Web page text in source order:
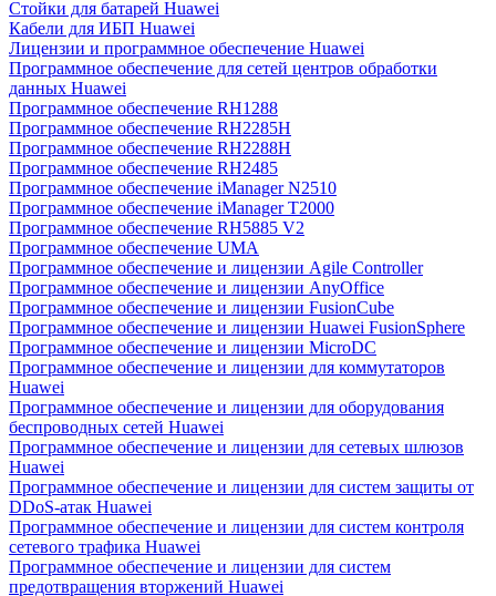
Стойки для батарей Huawei
Кабели для ИБП Huawei
Лицензии и программное обеспечение Huawei
Программное обеспечение для сетей центров обработки
данных Huawei
Программное обеспечение RH1288
Программное обеспечение RH2285H
Программное обеспечение RH2288H
Программное обеспечение RH2485
Программное обеспечение iManager N2510
Программное обеспечение iManager T2000
Программное обеспечение RH5885 V2
Программное обеспечение UMA
Программное обеспечение и лицензии Agile Controller
Программное обеспечение и лицензии AnyOffice
Программное обеспечение и лицензии FusionCube
Программное обеспечение и лицензии Huawei FusionSphere
Программное обеспечение и лицензии MicroDC
Программное обеспечение и лицензии для коммутаторов
Huawei
Программное обеспечение и лицензии для оборудования
беспроводных сетей Huawei
Программное обеспечение и лицензии для сетевых шлюзов
Huawei
Программное обеспечение и лицензии для систем защиты от
DDoS-атак Huawei
Программное обеспечение и лицензии для систем контроля
сетевого трафика Huawei
Программное обеспечение и лицензии для систем
предотвращения вторжений Huawei